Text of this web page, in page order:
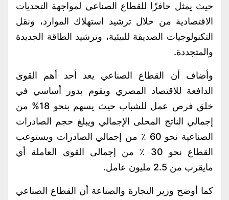
حيث يمثل حافزًا للقطاع الصناعي لمواجهة التحديات
الاقتصادية من خلال ترشيد استهلاك الموارد، ونقل
التكنولوجيات الصديقة للبيئية، وترشيد الطاقة الجديدة
والمتجددة.
وأضاف أن القطاع الصناعي يعد أحد أهم القوى
الدافعة للاقتصاد المصري ويقوم بدور أساسي في
خلق فرص عمل للشباب حيث يسهم بنحو 18% من
إجمالي الناتج المحلى الإجمالي ويبلغ حجم الصادرات
الصناعية نحو 60 ٪ من إجمالي الصادرات ويستوعب
القطاع نحو 30 ٪ من إجمالى القوى العاملة أي
مايقرب من 2.5 مليون عامل.
كما أوضح وزير التجارة والصناعة أن القطاع الصناعي